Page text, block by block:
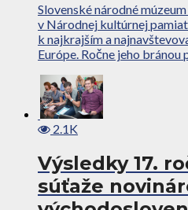
Slovenské národné
v Národnej kultúrnej
k najkrajším a
Európe. Ročne jeho bránou
2.1K
Výsledky 17.
súťaže